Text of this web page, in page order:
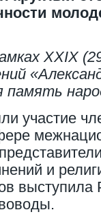
XXIX
память
участие
и
выступила